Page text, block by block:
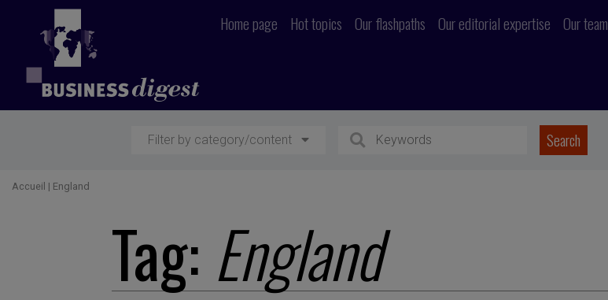
Home page Hot topics Our flashpaths Our editorial expertise Our team
Filter by category/content
Accueil | England
Tag: England